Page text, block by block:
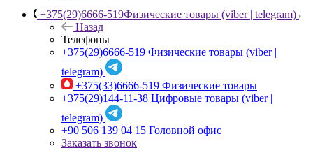
+375(29)6666-519Физические товары (viber | telegram)
Назад
Телефоны
+375(29)6666-519 Физические товары (viber |
telegram)
+375(33)6666-519 Физические товары
+375(29)144-11-38 Цифровые товары (viber |
telegram)
+90 506 139 04 15 Головной офис
Заказать звонок